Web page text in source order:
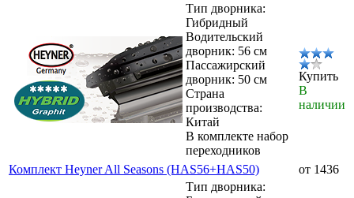
Тип дворника:
Гибридный
Водительский
дворник: 56 см
Пассажирский
дворник: 50 см
Страна
производства:
Китай
В комплекте набор
переходников
Купить
В
наличии
Комплект Heyner All Seasons (HAS56+HAS50)
от 1436
Тип дворника: